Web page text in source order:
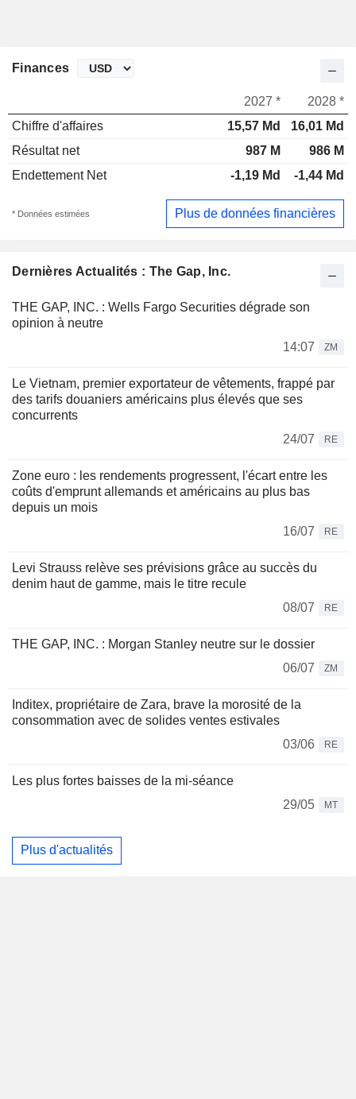
Dernières Actualités : The Gap, Inc.
THE GAP, INC. : Wells Fargo Securities dégrade son
opinion à neutre
14:07
ZM
Le Vietnam, premier exportateur de vêtements, frappé par
des tarifs douaniers américains plus élevés que ses
concurrents
24/07
RE
Zone euro : les rendements progressent, l'écart entre les
coûts d'emprunt allemands et américains au plus bas
depuis un mois
16/07
RE
Levi Strauss relève ses prévisions grâce au succès du
denim haut de gamme, mais le titre recule
08/07
RE
THE GAP, INC. : Morgan Stanley neutre sur le dossier
06/07
ZM
Inditex, propriétaire de Zara, brave la morosité de la
consommation avec de solides ventes estivales
03/06
RE
Les plus fortes baisses de la mi-séance
29/05
MT
Plus d'actualités
Finances
2027 *
2028 *
Chiffre d'affaires
15,57 Md
16,01 Md
Résultat net
987 M
986 M
Endettement Net
-1,19 Md -1,44 Md
* Données estimées Plus de données financières